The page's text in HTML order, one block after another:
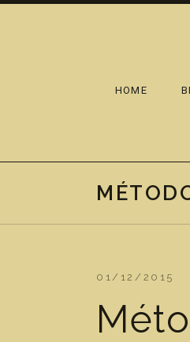
HOME
01/12/2015